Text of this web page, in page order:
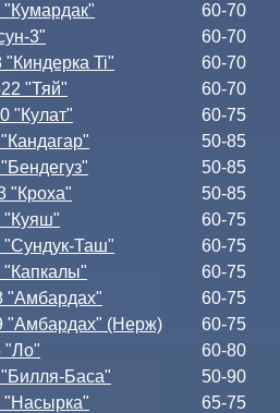
60-70
3"
60-70
Ti"
60-70
"Тяй"
60-70
"Кулат"
60-75
50-85
50-85
"Кроха"
50-85
"Куяш"
60-75
"Сундук-Таш"
60-75
"Капкалы"
60-75
"Амбардах"
60-75
"Амбардах" (Нерж)
60-75
"Ло"
60-80
Баса"
50-90
"Насырка"
65-75